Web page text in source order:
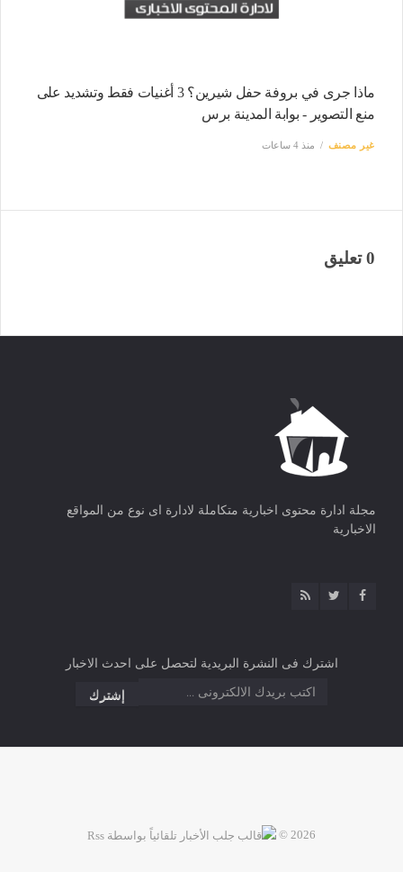
ماذا جرى في بروفة حفل شيرين؟ 3 أغنيات فقط وتشديد على
منع التصوير - بوابة المدينة برس
غير مصنف منذ 4 ساعات
0 تعليق
مجلة ادارة محتوى اخبارية متكاملة لادارة اى نوع من المواقع
الاخبارية
اشترك فى النشرة البريدية لتحصل على احدث الاخبار
2026 ©